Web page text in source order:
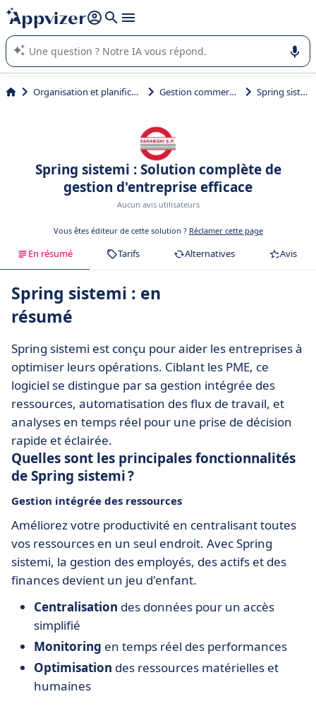
répondre (plusieurs lignes avec
L'IA de Appvizer vous guide dans l'utilisation ou la sélection de
logiciel SaaS en entreprise.
Organisation et planification Gestion commerciale Spring sistemi
Spring sistemi : Solution complète de
gestion d'entreprise efficace
Aucun avis utilisateurs
Vous êtes éditeur de cette solution ? Réclamer cette page
En résumé Tarifs Alternatives Avis
Spring sistemi : en
résumé
Spring sistemi est conçu pour aider les entreprises à
optimiser leurs opérations. Ciblant les PME, ce
logiciel se distingue par sa gestion intégrée des
ressources, automatisation des flux de travail, et
analyses en temps réel pour une prise de décision
rapide et éclairée.
Quelles sont les principales fonctionnalités
de Spring sistemi ?
Gestion intégrée des ressources
Améliorez votre productivité en centralisant toutes
vos ressources en un seul endroit. Avec Spring
sistemi, la gestion des employés, des actifs et des
finances devient un jeu d'enfant.
Centralisation des données pour un accès
simplifié
Monitoring en temps réel des performances
Optimisation des ressources matérielles et
humaines